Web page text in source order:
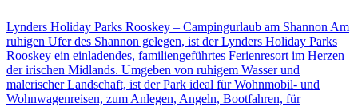
Lynders Holiday Parks Rooskey – Campingurlaub am Shannon Am
ruhigen Ufer des Shannon gelegen, ist der Lynders Holiday Parks
Rooskey ein einladendes, familiengeführtes Ferienresort im Herzen
der irischen Midlands. Umgeben von ruhigem Wasser und
malerischer Landschaft, ist der Park ideal für Wohnmobil- und
Wohnwagenreisen, zum Anlegen, Angeln, Bootfahren, für